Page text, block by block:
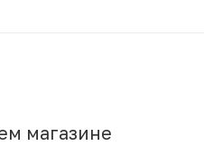
магазине